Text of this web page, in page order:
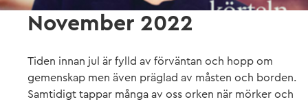
November 2022
Tiden innan jul är fylld av förväntan och hopp om
gemenskap men även präglad av måsten och borden.
Samtidigt tappar många av oss orken när mörker och